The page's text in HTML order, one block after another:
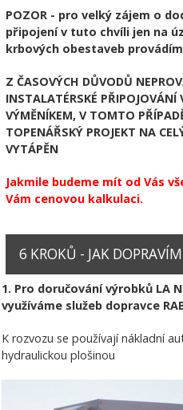
POZOR - pro velký zájem o
připojení v tuto chvíli jen na
krbových obestaveb
Z ČASOVÝCH DŮVODŮ
INSTALATÉRSKÉ
VÝMĚNÍKEM, V TOMTO
TOPENÁŘSKÝ PROJEKT NA
VYTÁPĚN
Jakmile budeme mít od Vás
Vám cenovou kalkulaci.
6 KROKŮ - JAK
1. Pro doručování výrobků LA
využíváme služeb dopravce
K rozvozu se používají nákladní
hydraulickou plošinou